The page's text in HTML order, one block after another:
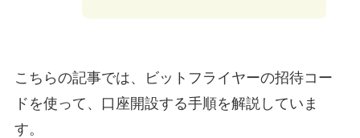
こちらの記事では、ビットフライヤーの招待コー
ドを使って、口座開設する手順を解説していま
す。